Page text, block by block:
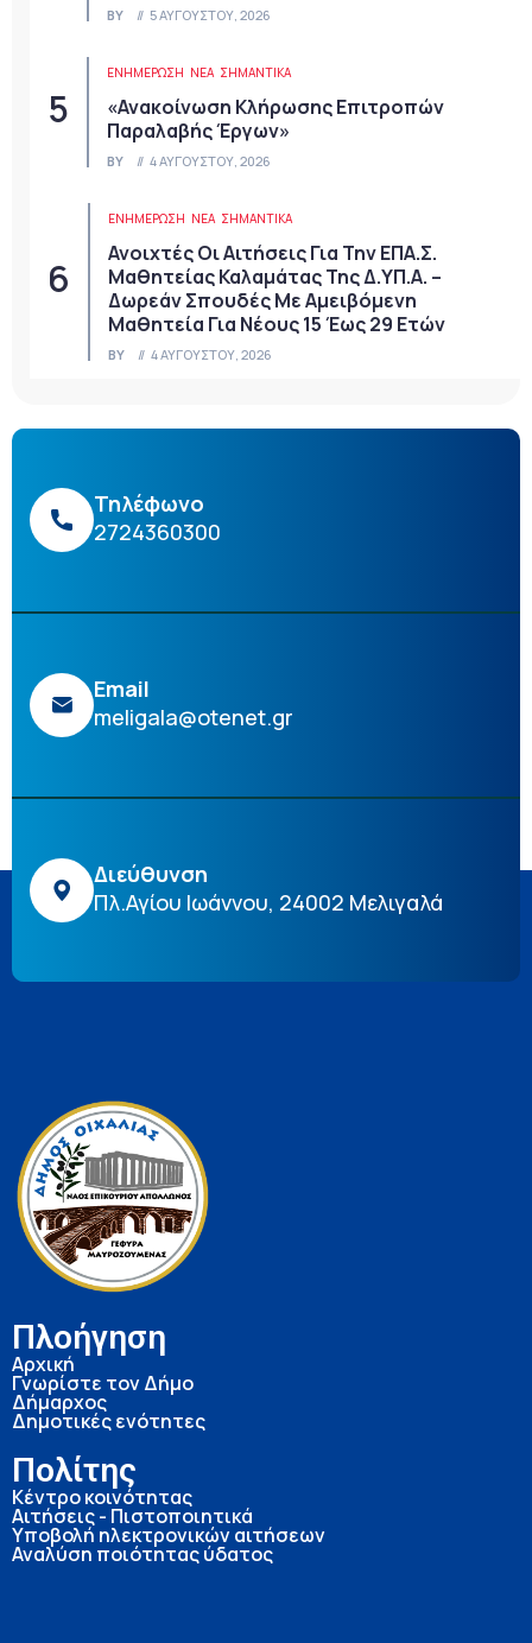
BY 5 ΑΥΓΟΎΣΤΟΥ, 2026
ΕΝΗΜΕΡΩΣΗ ΝΈΑ ΣΗΜΑΝΤΙΚΆ
«Ανακοίνωση Κλήρωσης Επιτροπών
Παραλαβής Έργων»
BY 4 ΑΥΓΟΎΣΤΟΥ, 2026
ΕΝΗΜΕΡΩΣΗ ΝΈΑ ΣΗΜΑΝΤΙΚΆ
Ανοιχτές Οι Αιτήσεις Για Την ΕΠΑ.Σ.
Μαθητείας Καλαμάτας Της Δ.ΥΠ.Α. –
Δωρεάν Σπουδές Με Αμειβόμενη
Μαθητεία Για Νέους 15 Έως 29 Ετών
BY 4 ΑΥΓΟΎΣΤΟΥ, 2026
Τηλέφωνο
2724360300
Email
meligala@otenet.gr
Διεύθυνση
Πλ.Αγίου Ιωάννου, 24002 Μελιγαλά
Πλοήγηση
Αρχική
Γνωρίστε τον Δήμο
Δήμαρχος
Δημοτικές ενότητες
Πολίτης
Κέντρο κοινότητας
Αιτήσεις - Πιστοποιητικά
Υποβολή ηλεκτρονικών αιτήσεων
Αναλύση ποιότητας ύδατος